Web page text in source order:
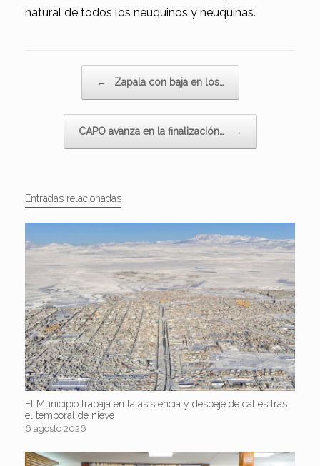
natural de todos los neuquinos y neuquinas.
← Zapala con baja en los…
CAPO avanza en la finalización… →
Entradas relacionadas
El Municipio trabaja en la asistencia y despeje de calles tras
el temporal de nieve
6 agosto 2026